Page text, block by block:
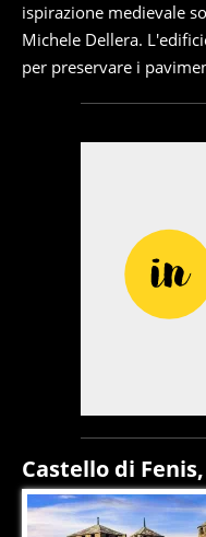
ispirazione medievale
Michele Dellera.
per preservare i
Castello di